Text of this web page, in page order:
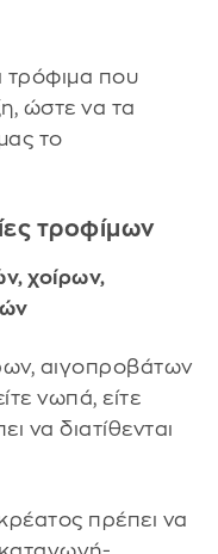
τρόφιμα που
ώστε να τα
το
τροφίμων
χοίρων,
αιγοπροβάτων
νωπά, είτε
να διατίθενται
πρέπει να